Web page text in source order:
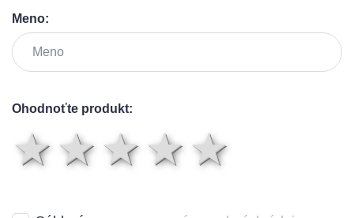
Meno:
Ohodnoťte produkt:
4
3 hviezdy
2 hviezdy
1 hviezda